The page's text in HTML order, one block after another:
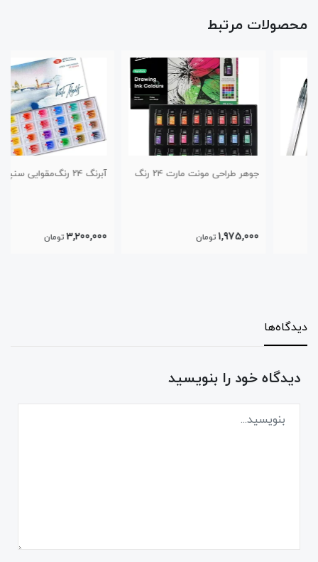
محصولات مرتبط
جوهر طراحی مونت مارت ۲۴ رنگ
تومان
آبرنگ ۲۴ رنگ‌مقوایی سنپترزبورگ
تومان
دیدگاه‌ها
دیدگاه خود را بنویسید